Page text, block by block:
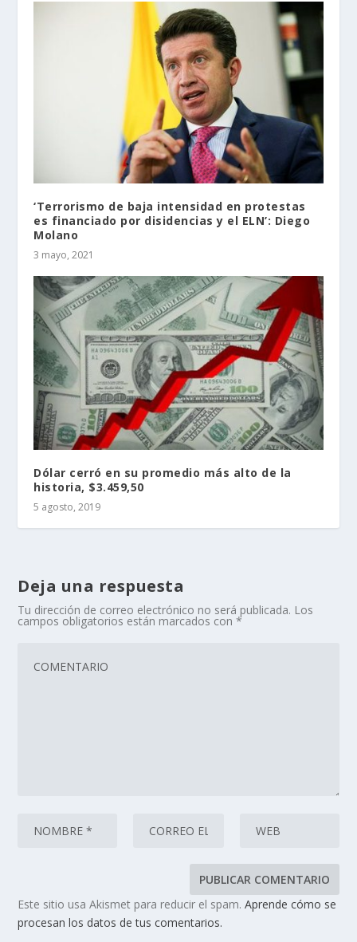
‘Terrorismo de baja intensidad en protestas
es financiado por disidencias y el ELN’: Diego
Molano
3 mayo, 2021
Dólar cerró en su promedio más alto de la
historia, $3.459,50
5 agosto, 2019
Deja una respuesta
Tu dirección de correo electrónico no será publicada. Los
campos obligatorios están marcados con*
Este sitio usa Akismet para reducir el spam.Aprende cómo se
procesan los datos de tus comentarios.